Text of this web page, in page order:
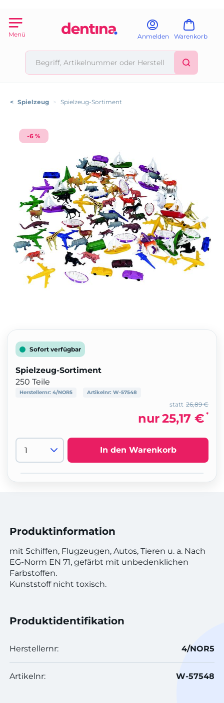
Menü Anmelden Warenkorb
< Spielzeug > Spielzeug-Sortiment
-6 %
Sofort verfügbar
Spielzeug-Sortiment
250 Teile
Herstellernr: 4/NOR5 Artikelnr: W-57548
26,89 €
statt
nur25,17 € *
In den Warenkorb
Produktinformation
mit Schiffen, Flugzeugen, Autos, Tieren u. a. Nach
EG-Norm EN 71, gefärbt mit unbedenklichen
Farbstoffen.
Kunststoff nicht toxisch.
Produktidentifikation
Herstellernr: 4/NOR5
Artikelnr: W-57548